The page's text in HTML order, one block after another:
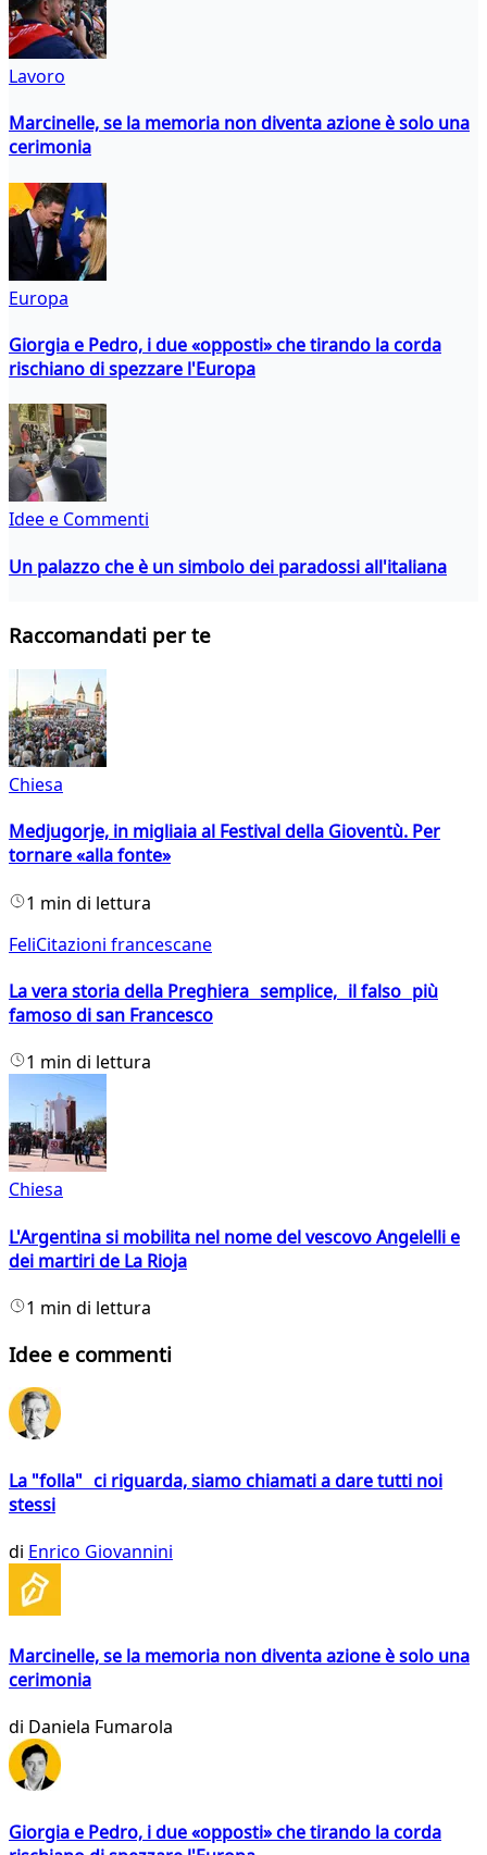
Lavoro
Marcinelle, se la memoria non diventa azione è solo una
cerimonia
Europa
Giorgia e Pedro, i due «opposti» che tirando la corda
rischiano di spezzare l'Europa
Idee e Commenti
Un palazzo che è un simbolo dei paradossi all'italiana
Raccomandati per te
Chiesa
Medjugorje, in migliaia al Festival della Gioventù. Per
tornare «alla fonte»
1 min di lettura
FeliCitazioni francescane
La vera storia della Preghiera semplice, il falso più
famoso di san Francesco
1 min di lettura
Chiesa
L'Argentina si mobilita nel nome del vescovo Angelelli e
dei martiri de La Rioja
1 min di lettura
Idee e commenti
La "folla" ci riguarda, siamo chiamati a dare tutti noi
stessi
di Enrico Giovannini
Marcinelle, se la memoria non diventa azione è solo una
cerimonia
di Daniela Fumarola
Giorgia e Pedro, i due «opposti» che tirando la corda